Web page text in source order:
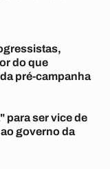
do que
pré-campanha
para ser vice de
governo da